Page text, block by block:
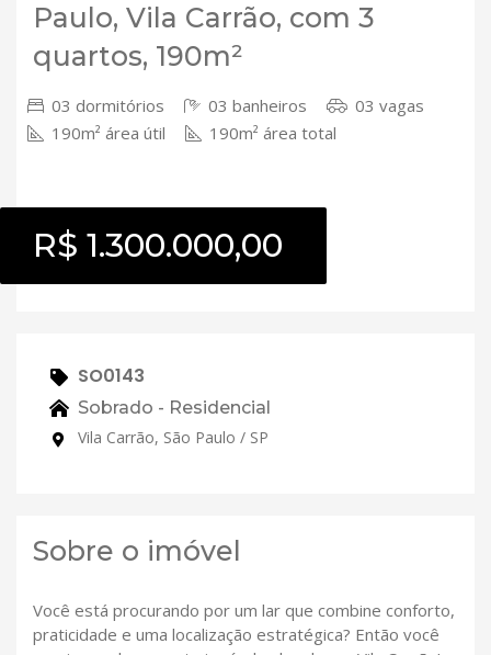
Paulo, Vila Carrão, com 3
quartos, 190m²
03 dormitórios 03 banheiros
03 vagas
190m² área útil
190m² área total
R$ 1.300.000,00
SO0143
Sobrado - Residencial
Vila Carrão, São Paulo / SP
Sobre o imóvel
Você está procurando por um lar que combine conforto,
praticidade e uma localização estratégica? Então você